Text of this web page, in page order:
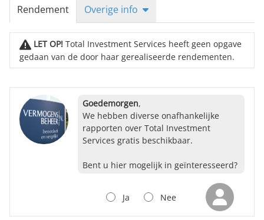
Rendement Overige info
LET OP! Total Investment Services heeft geen opgave
gedaan van de door haar gerealiseerde rendementen.
Goedemorgen,
We hebben diverse onafhankelijke
rapporten over Total Investment
Services gratis beschikbaar.
Bent u hier mogelijk in geïnteresseerd?
Nee
Ja